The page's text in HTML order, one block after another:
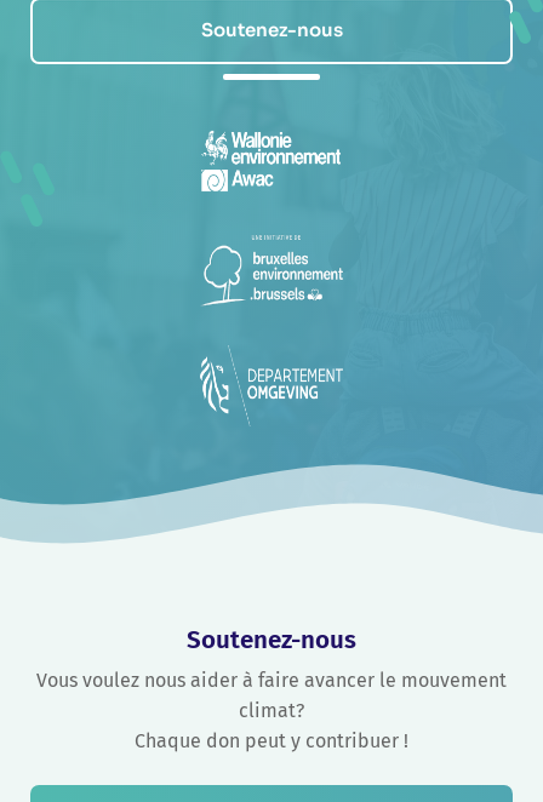
Soutenez-nous
Soutenez-nous
Vous voulez nous aider à faire avancer le mouvement
climat?
Chaque don peut y contribuer !